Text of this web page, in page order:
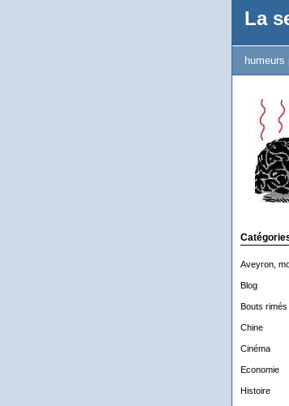
La
Aveyron,
Blog
Bouts rimés
Chine
Cinéma
Economie
Histoire